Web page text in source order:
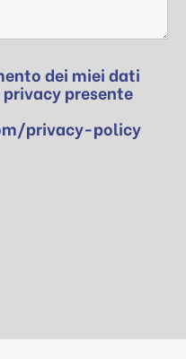
dei miei dati
presente
privacy-policy